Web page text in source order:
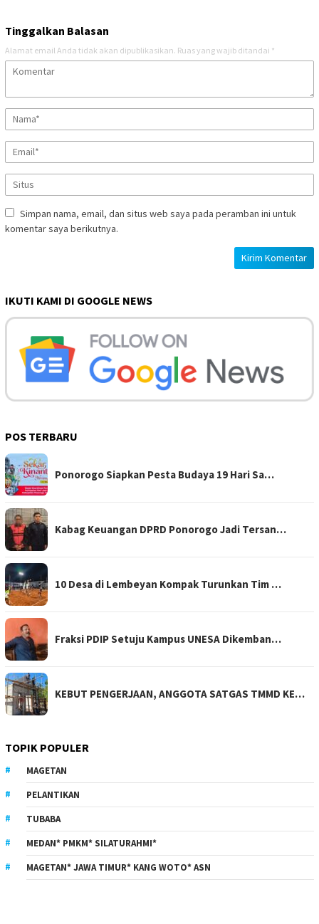
Tinggalkan Balasan
Alamat email Anda tidak akan dipublikasikan. Ruas yang wajib ditandai *
Simpan nama, email, dan situs web saya pada peramban ini untuk
komentar saya berikutnya.
IKUTI KAMI DI GOOGLE NEWS
POS TERBARU
Ponorogo Siapkan Pesta Budaya 19 Hari Sa…
Kabag Keuangan DPRD Ponorogo Jadi Tersan…
10 Desa di Lembeyan Kompak Turunkan Tim …
Fraksi PDIP Setuju Kampus UNESA Dikemban…
KEBUT PENGERJAAN, ANGGOTA SATGAS TMMD KE…
TOPIK POPULER
MAGETAN
PELANTIKAN
TUBABA
MEDAN* PMKM* SILATURAHMI*
MAGETAN* JAWA TIMUR* KANG WOTO* ASN